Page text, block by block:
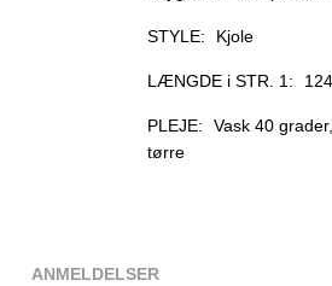
STYLE: Kjole
LÆNGDE i STR. 1:
PLEJE:
Vask 40
tørre
ANMELDELSER